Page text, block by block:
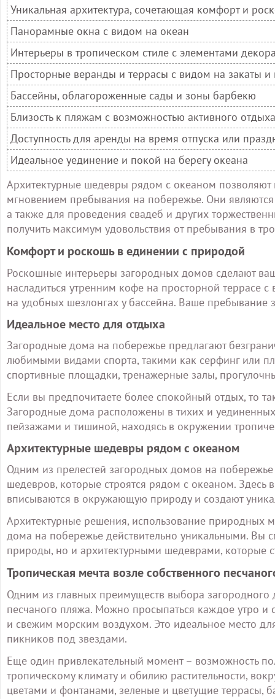
Уникальная архитектура, сочетающая комфорт и
Панорамные окна с видом на океан
Интерьеры в тропическом стиле с элементами
Просторные веранды и террасы с видом на закаты и
Бассейны, облагороженные сады и зоны барбекю
Близость к пляжам с возможностью активного отдыха
Доступность для аренды на время отпуска или
Идеальное уединение и покой на берегу океана
Архитектурные шедевры рядом с океаном позволяют
мгновением пребывания на побережье. Они
а также для проведения свадеб и других
получить максимум удовольствия от пребывания в
Комфорт и роскошь в единении с природой
Роскошные интерьеры загородных домов сделают
насладиться утренним кофе на просторной террасе
на удобных шезлонгах у бассейна. Ваше
Идеальное место для отдыха
Загородные дома на побережье предлагают
любимыми видами спорта, такими как серфинг или
спортивные площадки, тренажерные залы,
Если вы предпочитаете более спокойный отдых, то
Загородные дома расположены в тихих и
пейзажами и тишиной, находясь в окружении
Архитектурные шедевры рядом с океаном
Одним из прелестей загородных домов на побережье
шедевров, которые строятся рядом с океаном.
вписываются в окружающую природу и создают
Архитектурные решения, использование природных
дома на побережье действительно уникальными. Вы
природы, но и архитектурными шедеврами, которые
Тропическая мечта возле собственного
Одним из главных преимуществ выбора загородного
песчаного пляжа. Можно просыпаться каждое утро и
и свежим морским воздухом. Это идеальное место
пикников под звездами.
Еще один привлекательный момент – возможность
тропическому климату и обилию растительности,
цветами и фонтанами, зеленые и цветущие террасы,